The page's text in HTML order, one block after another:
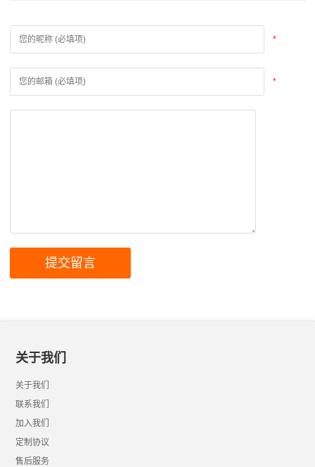
*
*
关于我们
关于我们
联系我们
加入我们
定制协议
售后服务